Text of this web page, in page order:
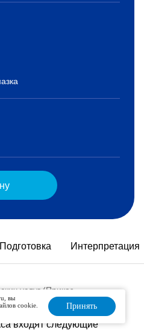
Подготовка Интерпретация
услуг (Приказ
г):A26.20.032
входят следующие
вы
cookie.
Принять